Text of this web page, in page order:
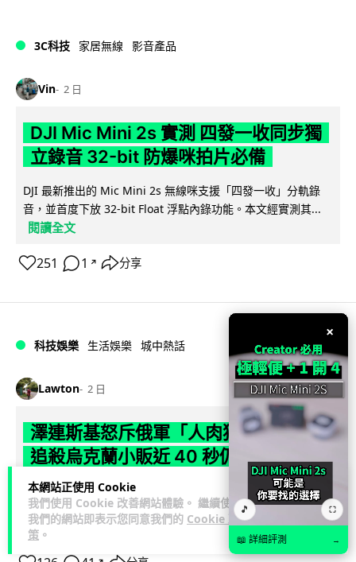
本網站正使用 Cookie
我們使用 Cookie 改善網站體驗。 繼續使用
我們的網站即表示您同意我們的 Cookie 政
策 。
3C科技 家居無線 影音產品
Vin 2 日
DJI Mic Mini 2s 實測 四發一收同步獨
立錄音 32-bit 防爆咪拍片必備
DJI 最新推出的 Mic Mini 2s 無線咪支援「四發一收」分軌錄
音，並首度下放 32-bit Float 浮點內錄功能。本文經實測其...
閱讀全文
251 1 ↗ 分享
科技娛樂 生活娛樂 城中熱話
Lawton 2 日
澤連斯基怒斥俄軍「人肉狩獵」 無人機
追殺烏克蘭小販近 40 秒仍被炸傷
烏克蘭克爾松一名 52 歲小販被俄軍無人機追擊近 40 秒後被炸
傷，影片由烏克蘭總統澤連斯基公開。他直斥俄軍對平民進行
「狩獵式」攻擊，烏克蘭... 閱讀全文
×
🎵 ⛶
📖 詳細評測 →